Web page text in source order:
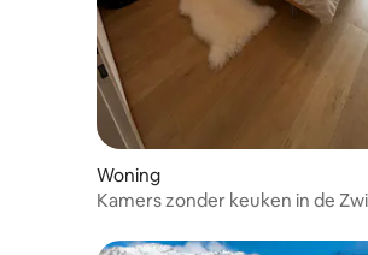
Woning
Kamers zonder keuken in de